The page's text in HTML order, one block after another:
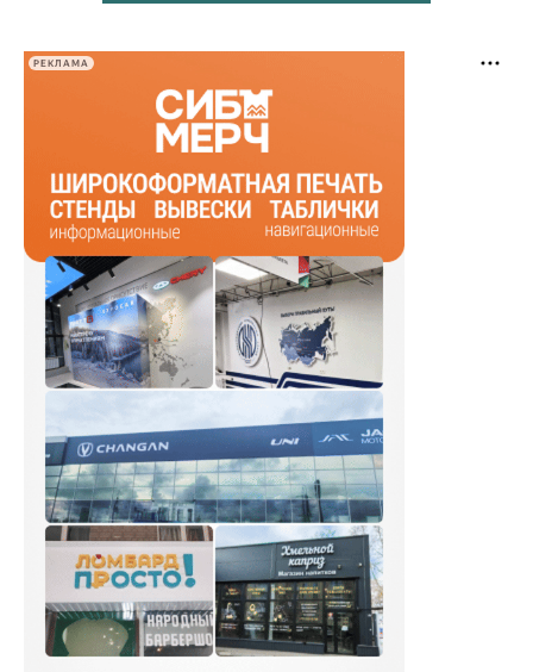
РЕКЛАМА